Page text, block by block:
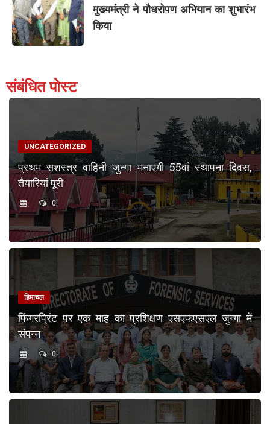
मुख्यमंत्री ने पौधरोपण अभियान का शुभारंभ
किया
संबंधित पोस्ट
UNCATEGORIZED
प्रथम सशस्त्र वाहिनी जुन्गा मनाएगी 55वां स्थापना दिवस,
तैयारियां पूरी
0
हिमाचल
फिंगरप्रिंट पर एक माह का प्रशिक्षण एसएफएसएल जुन्गा में
संपन्न
0